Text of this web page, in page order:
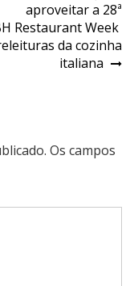
aproveitar a 28ª
Restaurant Week
da cozinha
italiana
Os campos